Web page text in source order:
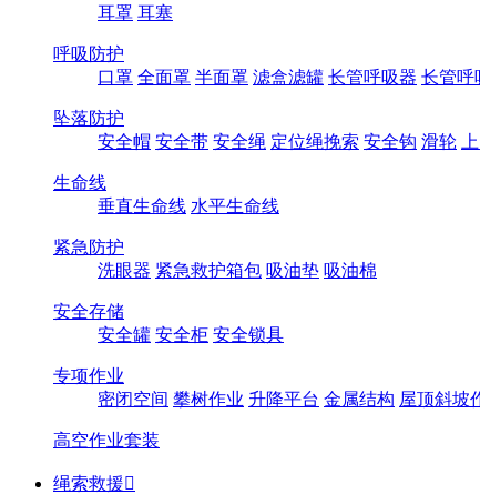
耳罩 耳塞
呼吸防护
口罩 全面罩 半面罩 滤盒滤罐 长管呼吸器 长管呼
坠落防护
安全帽 安全带 安全绳 定位绳挽索 安全钩 滑轮
生命线
垂直生命线 水平生命线
紧急防护
洗眼器 紧急救护箱包 吸油垫 吸油棉
安全存储
安全罐 安全柜 安全锁具
专项作业
密闭空间 攀树作业 升降平台 金属结构 屋顶斜坡
高空作业套装
绳索救援